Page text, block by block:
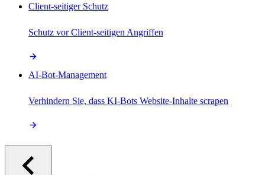
Client-seitiger Schutz
Schutz vor Client-seitigen Angriffen
AI-Bot-Management
Verhindern Sie, dass KI-Bots Website-Inhalte scrapen